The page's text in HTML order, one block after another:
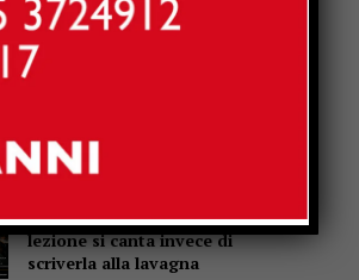
Anghiari, torna Tovaglia a
Quadri: la cena-spettacolo
compie 31 anni
rubare in casa grazie alle
telecamere: arrestato
La Storia, quando una
lezione si canta invece di
scriverla alla lavagna